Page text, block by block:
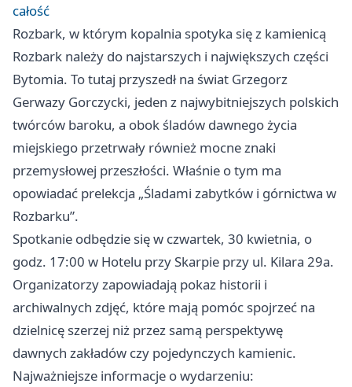
całość
Rozbark, w którym kopalnia spotyka się z kamienicą
Rozbark należy do najstarszych i największych części
Bytomia. To tutaj przyszedł na świat Grzegorz
Gerwazy Gorczycki, jeden z najwybitniejszych polskich
twórców baroku, a obok śladów dawnego życia
miejskiego przetrwały również mocne znaki
przemysłowej przeszłości. Właśnie o tym ma
opowiadać prelekcja „Śladami zabytków i górnictwa w
Rozbarku”.
Spotkanie odbędzie się w czwartek, 30 kwietnia, o
godz. 17:00 w Hotelu przy Skarpie przy ul. Kilara 29a.
Organizatorzy zapowiadają pokaz historii i
archiwalnych zdjęć, które mają pomóc spojrzeć na
dzielnicę szerzej niż przez samą perspektywę
dawnych zakładów czy pojedynczych kamienic.
Najważniejsze informacje o wydarzeniu: